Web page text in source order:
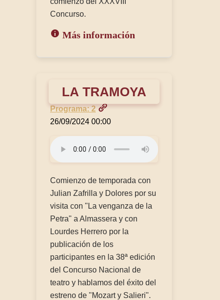
Concurso.
Más información
LA TRAMOYA
Programa: 2
26/09/2024 00:00
Comienzo de temporada con
Julian Zafrilla y Dolores por su
visita con "La venganza de la
Petra" a Almassera y con
Lourdes Herrero por la
publicación de los
participantes en la 38ª edición
del Concurso Nacional de
teatro y hablamos del éxito del
estreno de "Mozart y Salieri".